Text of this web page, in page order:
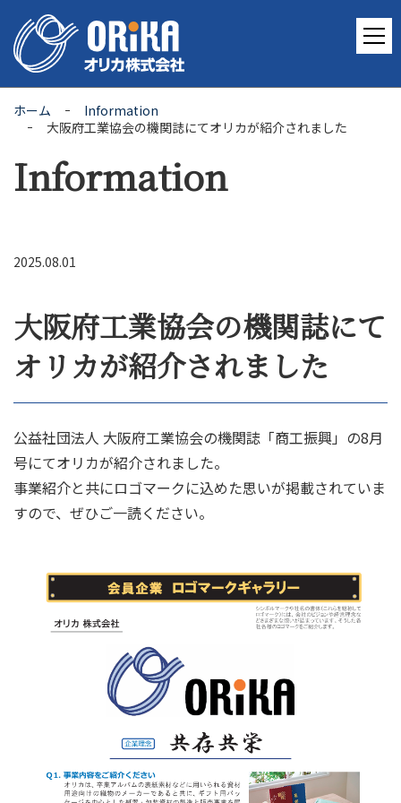
ホーム
Information
大阪府工業協会の機関誌にてオリカが紹介されました
Information
2025.08.01
大阪府工業協会の機関誌にて
オリカが紹介されました
公益社団法人 大阪府工業協会の機関誌「商工振興」の8月
号にてオリカが紹介されました。
事業紹介と共にロゴマークに込めた思いが掲載されていま
すので、ぜひご一読ください。